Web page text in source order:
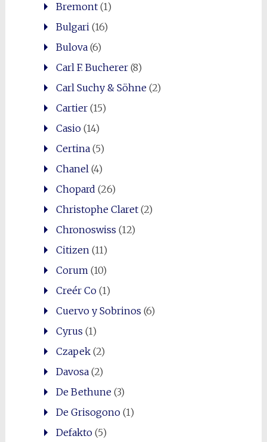
Bremont(1)
Bulgari(16)
Bulova(6)
Carl F. Bucherer(8)
Carl Suchy & Söhne(2)
Cartier(15)
Casio(14)
Certina(5)
Chanel(4)
Chopard (26)
Christophe Claret(2)
Chronoswiss (12)
Citizen(11)
Corum(10)
Creér Co(1)
Cuervo y Sobrinos (6)
Cyrus (1)
Czapek(2)
Davosa(2)
De Bethune(3)
De Grisogono(1)
Defakto(5)